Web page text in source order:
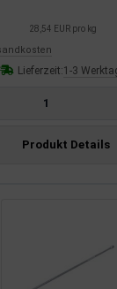
28,54 EUR pro kg
Lieferzeit:1-3
Produkt Details